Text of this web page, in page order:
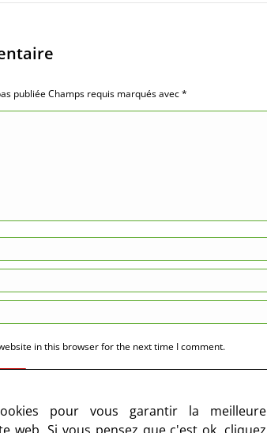
publiée Champs requis marqués avec*
in this browser for the next time I comment.
pour vous garantir la meilleure